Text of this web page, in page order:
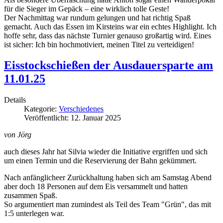
für die Sieger im Gepäck – eine wirklich tolle Geste!
Der Nachmittag war rundum gelungen und hat richtig Spaß
gemacht. Auch das Essen im Kirsteins war ein echtes Highlight. Ich
hoffe sehr, dass das nächste Turnier genauso großartig wird. Eines
ist sicher: Ich bin hochmotiviert, meinen Titel zu verteidigen!
Eisstockschießen der Ausdauersparte am
11.01.25
Details
Kategorie: Verschiedenes
Veröffentlicht: 12. Januar 2025
von Jörg
auch dieses Jahr hat Silvia wieder die Initiative ergriffen und sich
um einen Termin und die Reservierung der Bahn gekümmert.
Nach anfänglicheer Zurückhaltung haben sich am Samstag Abend
aber doch 18 Personen auf dem Eis versammelt und hatten
zusammen Spaß.
So argumentiert man zumindest als Teil des Team "Grün", das mit
1:5 unterlegen war.